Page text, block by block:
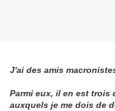
J'ai des amis
Parmi eux, il en est trois
auxquels je me dois de